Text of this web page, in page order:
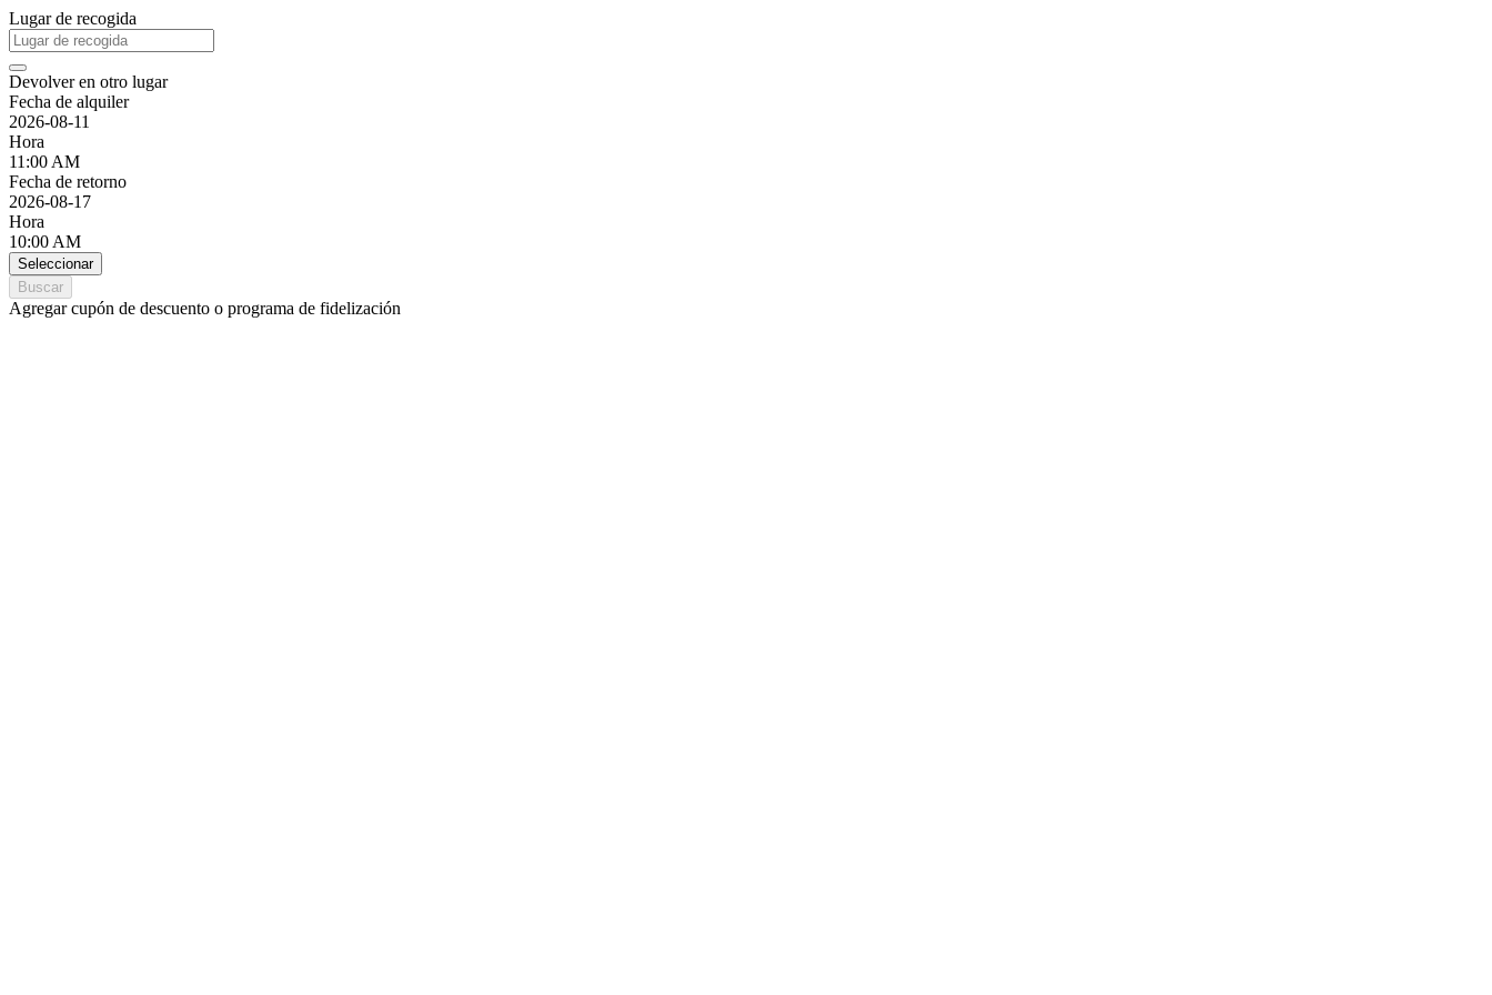
Lugar de recogida
Devolver en otro lugar
Fecha de alquiler
2026-08-11
Hora
11:00 AM
Fecha de retorno
2026-08-17
Hora
10:00 AM
Seleccionar
Buscar
Agregar cupón de descuento o programa de fidelización